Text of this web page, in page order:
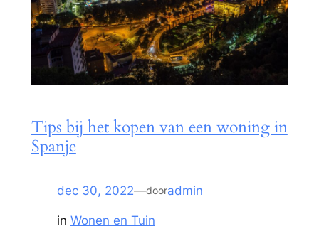
Tips bij het kopen van een woning in
Spanje
dec 30, 2022—dooradmin
in Wonen en Tuin